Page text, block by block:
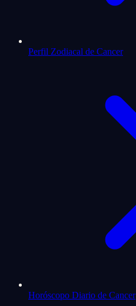
Perfil Zodiacal de Cancer
Horóscopo Diario de Cancer